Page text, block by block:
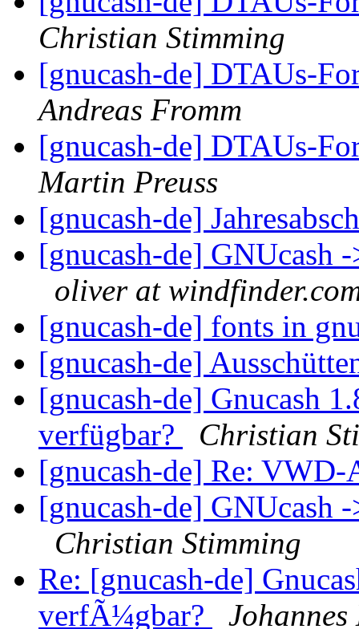
Christian Stimming
[gnucash-de] DTAUs-
Andreas Fromm
[gnucash-de] DTAUs-
Martin Preuss
[gnucash-de]
[gnucash-de] GNUcash
oliver at
[gnucash-de] fonts in
[gnucash-de]
[gnucash-de] Gnucash
verfügbar?
Christian
[gnucash-de] Re:
[gnucash-de] GNUcash
Christian Stimming
Re: [gnucash-de]
verfÃ¼gbar?
Johannes